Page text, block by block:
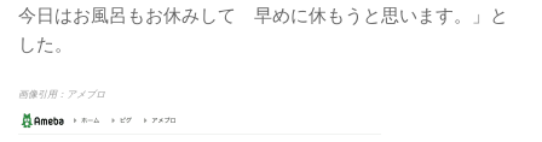
今日はお風呂もお休みして 早めに休もうと思います。」と
した。
画像引用：アメブロ